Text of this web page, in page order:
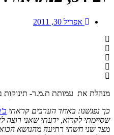
אפריל 30, 2011
מנהלת את עמותת ת.מ.ר- תינוקות
כך נפגשנו: באחד הערבים קראתי
שסיימתי לקרוא, ידעתי שאני
מצד שני חשתי רתיעה מהנושא